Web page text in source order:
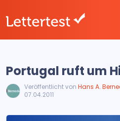
Portugal ruft um
Veröffentlicht vonHans A.
07.04.2011